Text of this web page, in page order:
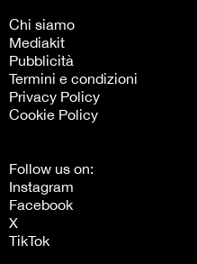
Chi siamo
Mediakit
Pubblicità
Termini e condizioni
Privacy Policy
Cookie Policy
Follow us on:
Instagram
Facebook
X
TikTok